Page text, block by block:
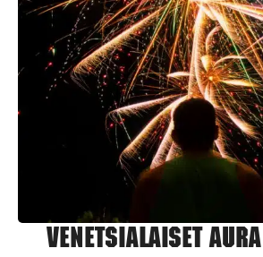
Venetsialaiset Aura